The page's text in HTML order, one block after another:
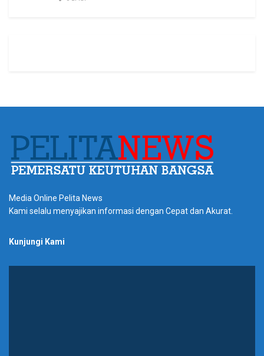
Media Online Pelita News
Kami selalu menyajikan informasi dengan Cepat dan Akurat.
Kunjungi Kami